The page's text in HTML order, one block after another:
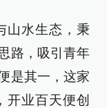
山水生态，秉
路，吸引青年
是其一，这家
开业百天便创